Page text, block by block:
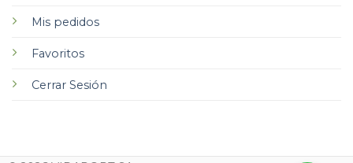
Mis pedidos
Favoritos
Cerrar Sesión